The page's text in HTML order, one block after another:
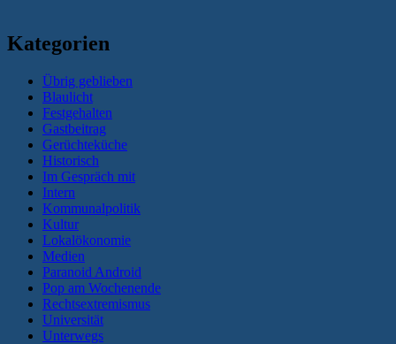
Kategorien
Übrig geblieben
Blaulicht
Festgehalten
Gastbeitrag
Gerüchteküche
Historisch
Im Gespräch mit
Intern
Kommunalpolitik
Kultur
Lokalökonomie
Medien
Paranoid Android
Pop am Wochenende
Rechtsextremismus
Universität
Unterwegs